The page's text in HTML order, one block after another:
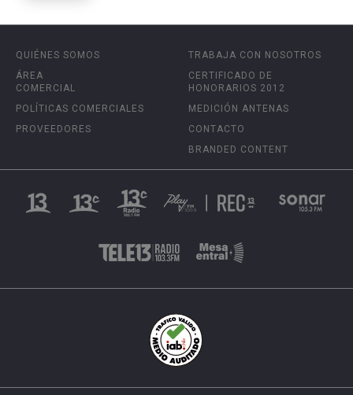
QUIÉNES SOMOS
ÁREA
COMERCIAL
POLÍTICAS COMERCIALES
PROVEEDORES
TRABAJA CON NOSOTROS
CERTIFICADO DE
HONORARIOS 2012
MEDICIÓN ANTENAS
CONTACTO
BRANDED CONTENT